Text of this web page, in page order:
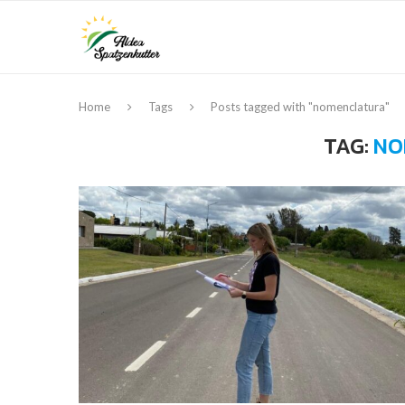
Home Tags Posts tagged with "nomenclatura"
TAG: